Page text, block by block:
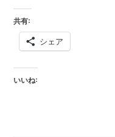
共有:
シェア
いいね: